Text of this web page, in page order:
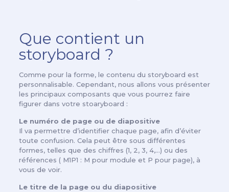
Que contient un
storyboard ?
Comme pour la forme, le contenu du storyboard est
personnalisable. Cependant, nous allons vous présenter
les principaux composants que vous pourrez faire
figurer dans votre stoaryboard :
Le numéro de page ou de diapositive
Il va permettre d’identifier chaque page, afin d’éviter
toute confusion. Cela peut être sous différentes
formes, telles que des chiffres (1, 2, 3, 4,…) ou des
références ( M1P1 : M pour module et P pour page), à
vous de voir.
Le titre de la page ou du diapositive